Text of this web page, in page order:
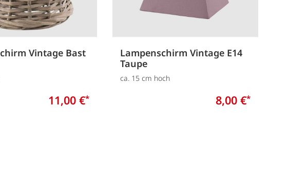
Vintage Bast
11,00 €*
Lampenschirm Vintage E14
Taupe
ca. 15 cm hoch
8,00 €*